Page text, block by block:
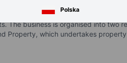
Polska
acquisition, and
fees from properties owned
The business is organised into two
Property, which undertakes